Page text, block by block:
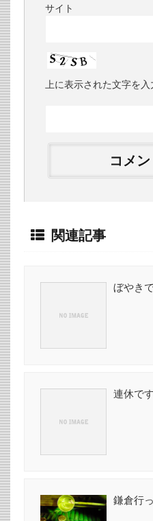
サイト
上に表示された文字を入
関連記事
ぼやきで
連休です
鎌倉行